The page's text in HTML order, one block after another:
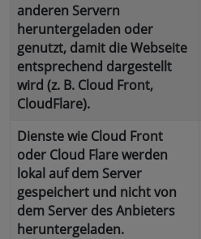
anderen Servern
heruntergeladen oder
genutzt, damit die Webseite
entsprechend dargestellt
wird (z. B. Cloud Front,
CloudFlare).
Dienste wie Cloud Front
oder Cloud Flare werden
lokal auf dem Server
gespeichert und nicht von
dem Server des Anbieters
heruntergeladen.